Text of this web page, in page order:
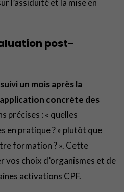
l’assiduité et la mise en
post-
un mois après la
concrète des
précises : « quelles
en pratique ? » plutôt que
formation ? ». Cette
vos choix d’organismes et de
activations CPF.